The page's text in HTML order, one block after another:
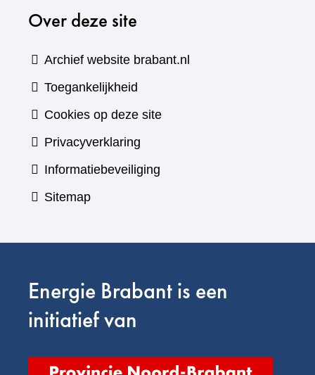
website)
Over deze site
Archief website brabant.nl
Toegankelijkheid
Cookies op deze site
Privacyverklaring
Informatiebeveiliging
Sitemap
Energie Brabant is een
initiatief van